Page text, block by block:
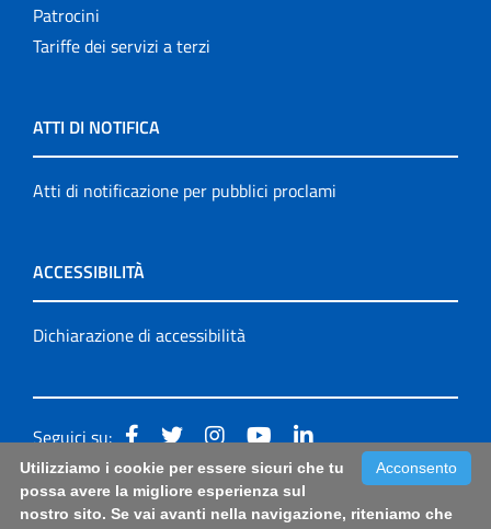
Patrocini
Tariffe dei servizi a terzi
ATTI DI NOTIFICA
Atti di notificazione per pubblici proclami
ACCESSIBILITÀ
Dichiarazione di accessibilità
Seguici su:
Accessibilità: form di segnalazione di prima istanza per
questa pagina|Note Legali | Sitemap
Acconsento
Utilizziamo i cookie per essere sicuri che tu
possa avere la migliore esperienza sul
nostro sito. Se vai avanti nella navigazione, riteniamo che